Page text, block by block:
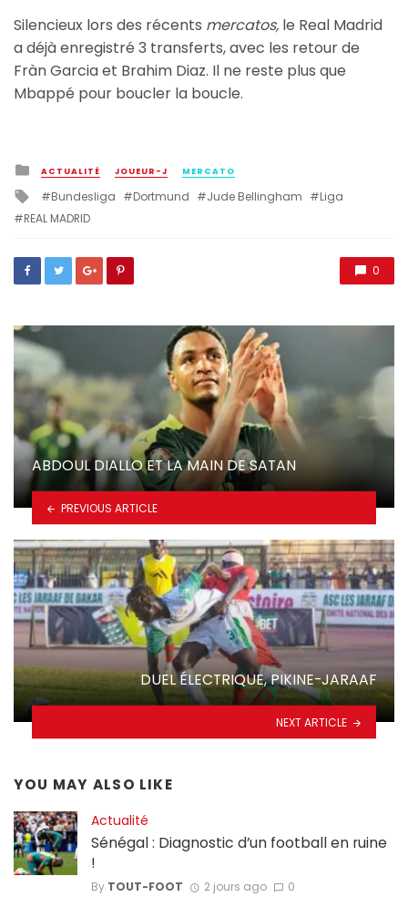
Silencieux lors des récents mercatos, le Real Madrid
a déjà enregistré 3 transferts, avec les retour de
Fràn Garcia et Brahim Diaz. Il ne reste plus que
Mbappé pour boucler la boucle.
Posted
in
ACTUALITÉ JOUEUR-J MERCATO
Tagged
with
Bundesliga Dortmund Jude Bellingham
Liga
REAL MADRID
0
ABDOUL DIALLO ET LA MAIN DE SATAN
PREVIOUS ARTICLE
DUEL ÉLECTRIQUE, PIKINE-JARAAF
NEXT ARTICLE
YOU MAY ALSO LIKE
Actualité
Sénégal : Diagnostic d’un football en ruine
!
By TOUT-FOOT 2 jours ago 0